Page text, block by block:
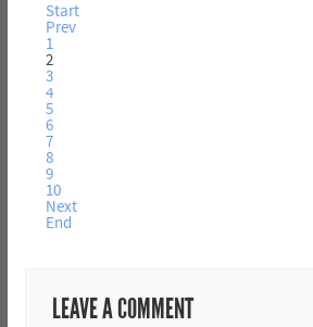
Start
Prev
1
2
3
4
5
6
7
8
9
10
Next
End
LEAVE A COMMENT